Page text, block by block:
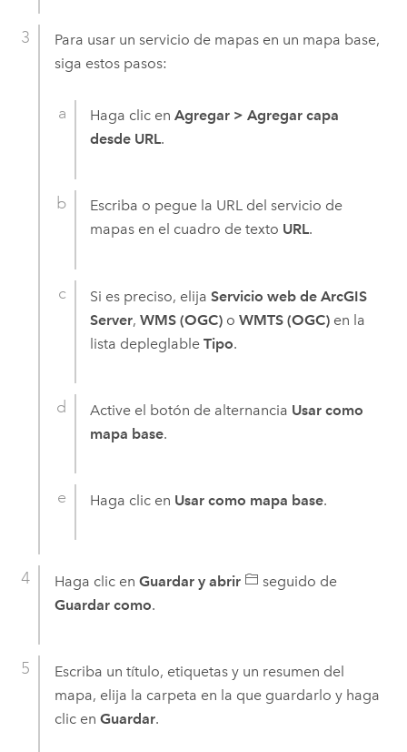
Para usar un servicio de mapas en un mapa base,
siga estos pasos:
Haga clic enAgregar > Agregar capa
desde URL.
Escriba o pegue la URL del servicio de
mapas en el cuadro de texto URL.
Si es preciso, elijaServicio web de ArcGIS
Server,WMS (OGC) oWMTS (OGC) en la
lista depleglableTipo.
Active el botón de alternancia Usar como
mapa base.
Haga clic en Usar como mapa base.
Haga clic en Guardar y abrir
seguido de
Guardar como.
Escriba un título, etiquetas y un resumen del
mapa, elija la carpeta en la que guardarlo y haga
clic en Guardar.